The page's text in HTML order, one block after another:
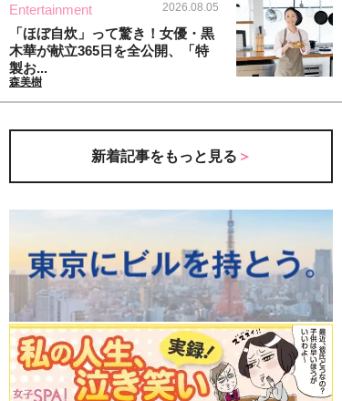
Entertainment 2026.08.05
「ほぼ自炊」って驚き！女優・黒
木華が献立365日を全公開、「特
製お...
森美樹
新着記事をもっと見る